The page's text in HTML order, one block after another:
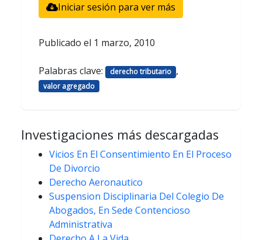
Iniciar sesión para ver más
Publicado el 1 marzo, 2010
Palabras clave: derecho tributario ,
valor agregado
Investigaciones más descargadas
Vicios En El Consentimiento En El Proceso
De Divorcio
Derecho Aeronautico
Suspension Disciplinaria Del Colegio De
Abogados, En Sede Contencioso
Administrativa